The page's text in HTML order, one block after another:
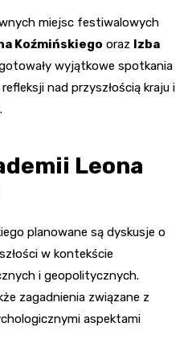
miejsc festiwalowych
Koźmińskiego oraz Izba
wyjątkowe spotkania
nad przyszłością kraju i
Leona
planowane są dyskusje o
w kontekście
i geopolitycznych.
zagadnienia związane z
aspektami